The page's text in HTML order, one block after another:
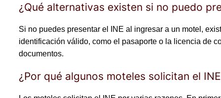
¿Qué alternativas existen si no puedo
Si no puedes presentar el INE al ingresar a un motel,
identificación válido, como el pasaporte o la licencia de
documentos.
¿Por qué algunos moteles solicitan el